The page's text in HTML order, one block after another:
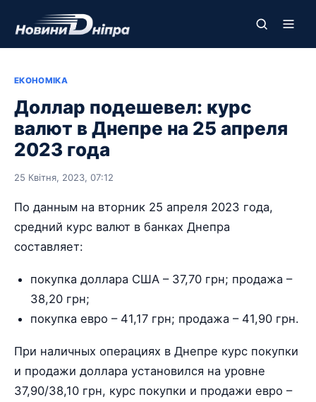
ЕКОНОМІКА
Доллар подешевел: курс
валют в Днепре на 25 апреля
2023 года
25 Квітня, 2023, 07:12
По данным на вторник 25 апреля 2023 года,
средний курс валют в банках Днепра
составляет:
покупка доллара США – 37,70 грн; продажа –
38,20 грн;
покупка евро – 41,17 грн; продажа – 41,90 грн.
При наличных операциях в Днепре курс покупки
и продажи доллара установился на уровне
37,90/38,10 грн, курс покупки и продажи евро –